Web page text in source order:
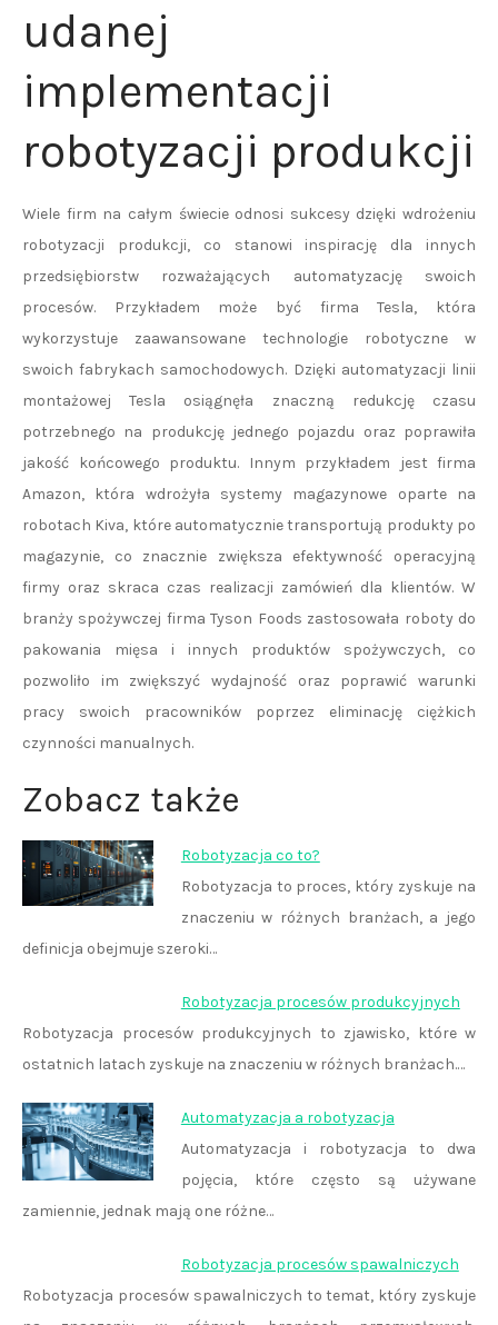
udanej
implementacji
robotyzacji produkcji
Wiele firm na całym świecie odnosi sukcesy dzięki wdrożeniu
robotyzacji produkcji, co stanowi inspirację dla innych
przedsiębiorstw rozważających automatyzację swoich
procesów. Przykładem może być firma Tesla, która
wykorzystuje zaawansowane technologie robotyczne w
swoich fabrykach samochodowych. Dzięki automatyzacji linii
montażowej Tesla osiągnęła znaczną redukcję czasu
potrzebnego na produkcję jednego pojazdu oraz poprawiła
jakość końcowego produktu. Innym przykładem jest firma
Amazon, która wdrożyła systemy magazynowe oparte na
robotach Kiva, które automatycznie transportują produkty po
magazynie, co znacznie zwiększa efektywność operacyjną
firmy oraz skraca czas realizacji zamówień dla klientów. W
branży spożywczej firma Tyson Foods zastosowała roboty do
pakowania mięsa i innych produktów spożywczych, co
pozwoliło im zwiększyć wydajność oraz poprawić warunki
pracy swoich pracowników poprzez eliminację ciężkich
czynności manualnych.
Zobacz także
Robotyzacja co to?
Robotyzacja to proces, który zyskuje na
znaczeniu w różnych branżach, a jego
definicja obejmuje szeroki…
Robotyzacja procesów produkcyjnych
Robotyzacja procesów produkcyjnych to zjawisko, które w
ostatnich latach zyskuje na znaczeniu w różnych branżach.…
Automatyzacja a robotyzacja
Automatyzacja i robotyzacja to dwa
pojęcia, które często są używane
zamiennie, jednak mają one różne…
Robotyzacja procesów spawalniczych
Robotyzacja procesów spawalniczych to temat, który zyskuje